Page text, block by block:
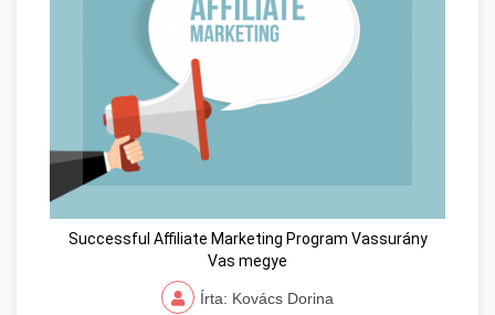
Successful Affiliate Marketing Program Vassurány
Vas megye
Írta: Kovács Dorina